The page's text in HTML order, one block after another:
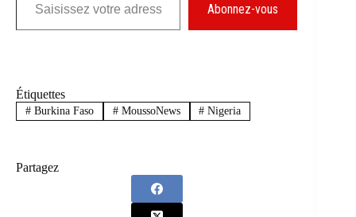
Abonnez-vous
Étiquettes
#Burkina Faso #MoussoNews # Nigeria
Partagez